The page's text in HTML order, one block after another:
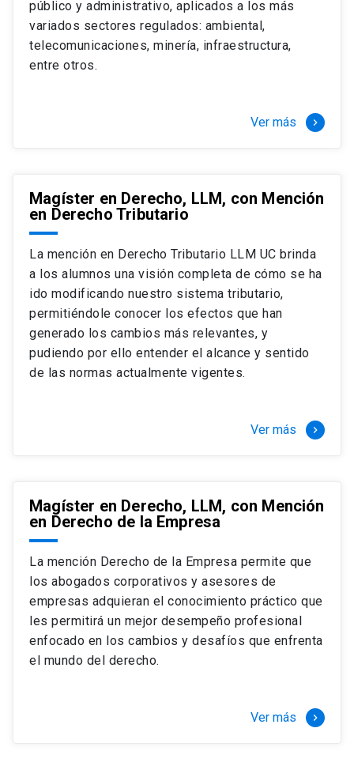
Si optas por la modalidad Full Time:
El LLM UC Full Time es una versión del programa
destinado principalmente a extranjeros, que permite
necesidades y expectativas profesionales, eligiendo
completamente al programa o compatibilizarás un
estudio intenso y exigente, con una muy baja carga
laboral, de marzo a noviembre, para dedicarte
completamente a la actividad de graduación de
diciembre a marzo.
2 cursos mínimos (10 créditos) Primer
semestre
+ 5 cursos a elección (50 créditos) Primer
semestre
+ 4 cursos a elección (40 créditos)
tres meses a tiempo completo (20
Juan Ignacio Piña Rochefort
Director Magíster en Derecho, LLM UC
público y administrativo, aplicados a los más
variados sectores regulados: ambiental,
telecomunicaciones, minería, infraestructura,
entre otros.
Ver más keyboard_arrow_right
Magíster en Derecho, LLM, con Mención
en Derecho Tributario
La mención en Derecho Tributario LLM UC brinda
a los alumnos una visión completa de cómo se ha
ido modificando nuestro sistema tributario,
permitiéndole conocer los efectos que han
generado los cambios más relevantes, y
pudiendo por ello entender el alcance y sentido
de las normas actualmente vigentes.
Ver más keyboard_arrow_right
Magíster en Derecho, LLM, con Mención
en Derecho de la Empresa
La mención Derecho de la Empresa permite que
los abogados corporativos y asesores de
empresas adquieran el conocimiento práctico que
les permitirá un mejor desempeño profesional
enfocado en los cambios y desafíos que enfrenta
el mundo del derecho.
Ver más keyboard_arrow_right